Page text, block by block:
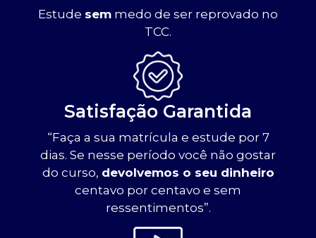
Estude sem medo de ser reprovado no
TCC.
Satisfação Garantida
“Faça a sua matrícula e estude por 7
dias. Se nesse período você não gostar
do curso, devolvemos o seu dinheiro
centavo por centavo e sem
ressentimentos”.